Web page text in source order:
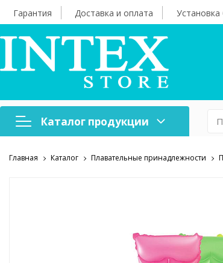
Гарантия Доставка и оплата Установка
Каталог продукции
Надувная мебель
Главная Каталог Плавательные принадлежности